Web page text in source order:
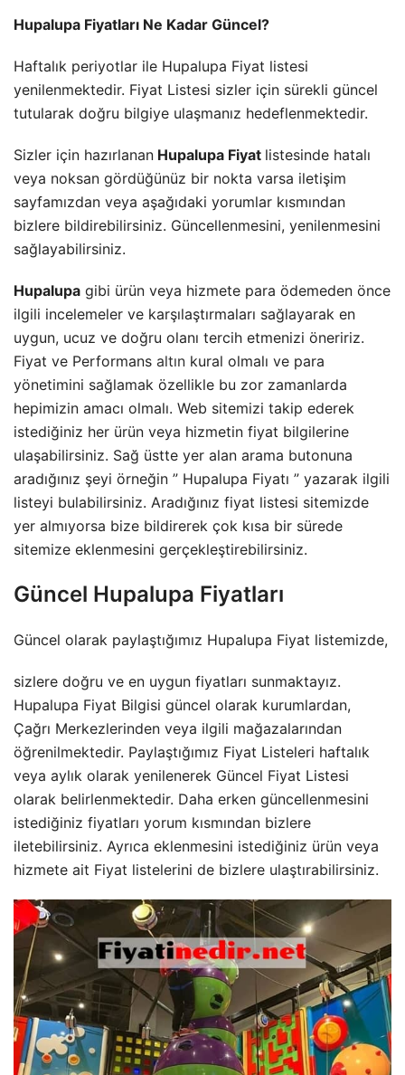
Hupalupa Fiyatları Ne Kadar Güncel?
Haftalık periyotlar ile Hupalupa Fiyat listesi
yenilenmektedir. Fiyat Listesi sizler için sürekli güncel
tutularak doğru bilgiye ulaşmanız hedeflenmektedir.
Sizler için hazırlanan Hupalupa Fiyat listesinde hatalı
veya noksan gördüğünüz bir nokta varsa iletişim
sayfamızdan veya aşağıdaki yorumlar kısmından
bizlere bildirebilirsiniz. Güncellenmesini, yenilenmesini
sağlayabilirsiniz.
Hupalupa gibi ürün veya hizmete para ödemeden önce
ilgili incelemeler ve karşılaştırmaları sağlayarak en
uygun, ucuz ve doğru olanı tercih etmenizi öneririz.
Fiyat ve Performans altın kural olmalı ve para
yönetimini sağlamak özellikle bu zor zamanlarda
hepimizin amacı olmalı. Web sitemizi takip ederek
istediğiniz her ürün veya hizmetin fiyat bilgilerine
ulaşabilirsiniz. Sağ üstte yer alan arama butonuna
aradığınız şeyi örneğin ” Hupalupa Fiyatı ” yazarak ilgili
listeyi bulabilirsiniz. Aradığınız fiyat listesi sitemizde
yer almıyorsa bize bildirerek çok kısa bir sürede
sitemize eklenmesini gerçekleştirebilirsiniz.
Güncel Hupalupa Fiyatları
Güncel olarak paylaştığımız Hupalupa Fiyat listemizde,
sizlere doğru ve en uygun fiyatları sunmaktayız.
Hupalupa Fiyat Bilgisi güncel olarak kurumlardan,
Çağrı Merkezlerinden veya ilgili mağazalarından
öğrenilmektedir. Paylaştığımız Fiyat Listeleri haftalık
veya aylık olarak yenilenerek Güncel Fiyat Listesi
olarak belirlenmektedir. Daha erken güncellenmesini
istediğiniz fiyatları yorum kısmından bizlere
iletebilirsiniz. Ayrıca eklenmesini istediğiniz ürün veya
hizmete ait Fiyat listelerini de bizlere ulaştırabilirsiniz.